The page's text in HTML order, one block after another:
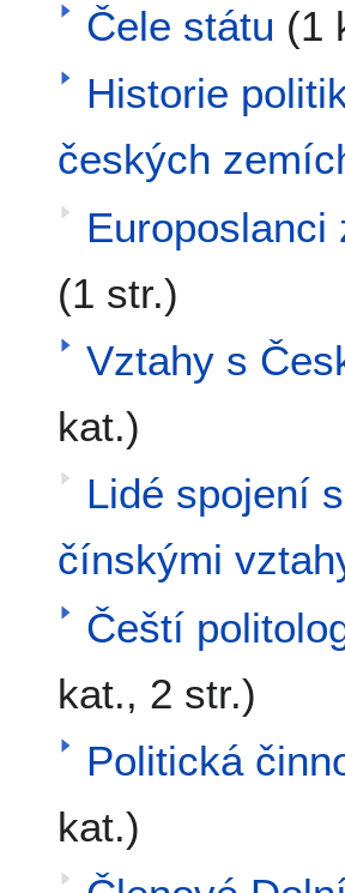
Čele státu (1
Historie
českých
Europoslanci
(1 str.)
Vztahy s
kat.)
Lidé spojení
čínskými
Čeští
kat., 2 str.)
Politická
kat.)